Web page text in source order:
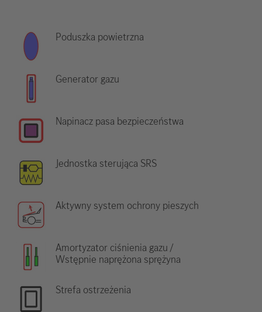
Poduszka powietrzna
Generator gazu
Napinacz pasa bezpieczeństwa
Jednostka sterująca SRS
Aktywny system ochrony pieszych
Amortyzator ciśnienia gazu /
Wstępnie naprężona sprężyna
Strefa ostrzeżenia